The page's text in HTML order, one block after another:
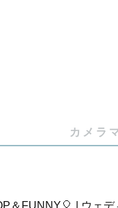
って気持
撮影体験を
そんなひと
カメラ